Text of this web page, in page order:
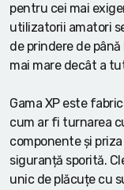
pentru cei mai
utilizatorii amatori
de prindere de
mai mare decât a
Gama XP este
cum ar fi turnarea
componente și
siguranță sporită.
unic de plăcuțe cu